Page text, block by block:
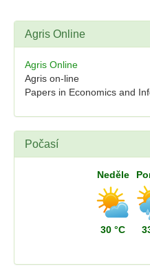
Agris Online
Agris Online
Agris on-line
Papers in Economics and
Počasí
Neděle
30 °C